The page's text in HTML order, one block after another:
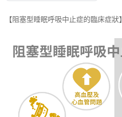
發
展
協
會
【阻塞型睡眠呼吸中止症的臨床症狀】